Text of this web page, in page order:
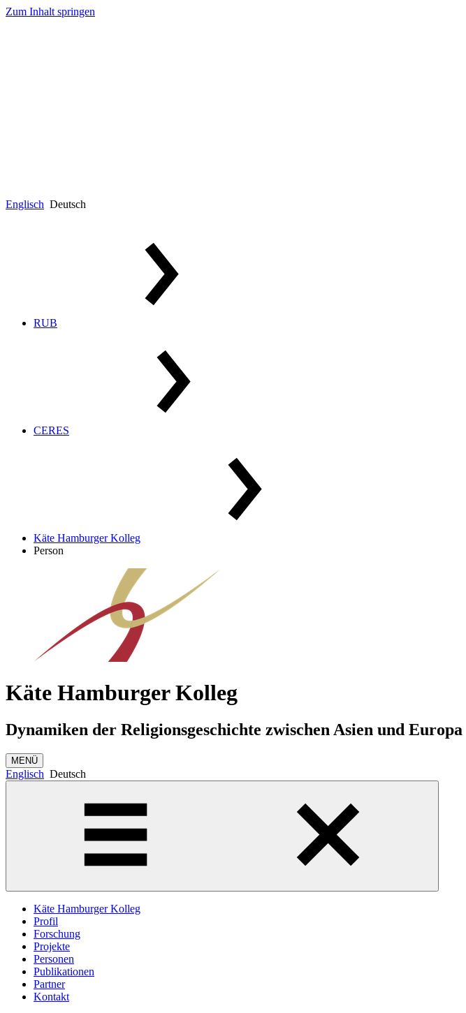
Zum Inhalt springen
Englisch Deutsch
RUB
CERES
Käte Hamburger Kolleg
Person
Käte Hamburger Kolleg
Dynamiken der Religionsgeschichte zwischen Asien und Europa
MENÜ
Englisch Deutsch
Käte Hamburger Kolleg
Profil
Forschung
Projekte
Personen
Publikationen
Partner
Kontakt